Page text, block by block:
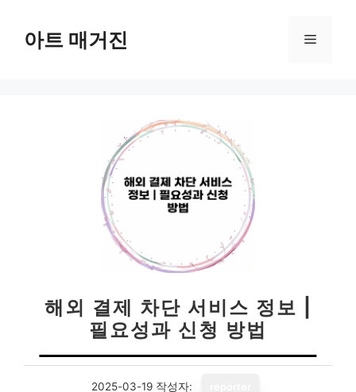
아트 매거진 메
해외 결제 차단 서비스 정보 |
필요성과 신청 방법
2025-03-19 작성자: